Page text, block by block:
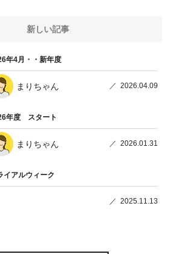
新しい記事
年4月・・新年度
まりちゃん 2026.04.09
年度 スタート
まりちゃん 2026.01.31
イアルウィーク
2025.11.13